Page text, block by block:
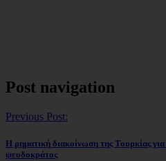
Post navigation
Previous Post:
Η ρηματική διακοίνωση της Τουρκίας
ψευδοκράτος